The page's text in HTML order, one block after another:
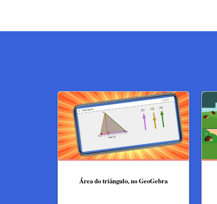
Área do triângulo, no GeoGebra